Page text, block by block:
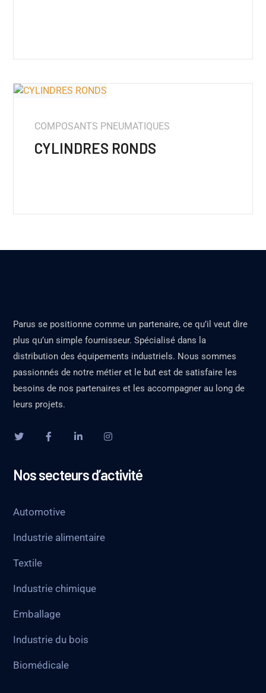
COMPOSANTS PNEUMATIQUES
CYLINDRES RONDS
Parus se positionne comme un partenaire, ce qu’il veut dire
plus qu’un simple fournisseur. Spécialisé dans la
distribution des équipements industriels. Nous sommes
passionnés de notre métier et le but est de satisfaire les
besoins de nos partenaires et les accompagner au long de
leurs projets.
Nos secteurs d’activité
Automotive
Industrie alimentaire
Textile
Industrie chimique
Emballage
Industrie du bois
Biomédicale